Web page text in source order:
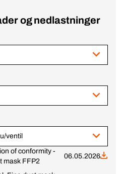
og nedlastninger
ventil
of conformity -
mask FFP2
06.05.2026